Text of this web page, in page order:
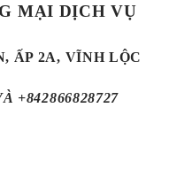
MẠI DỊCH VỤ
ẤP 2A, VĨNH LỘC
+842866828727